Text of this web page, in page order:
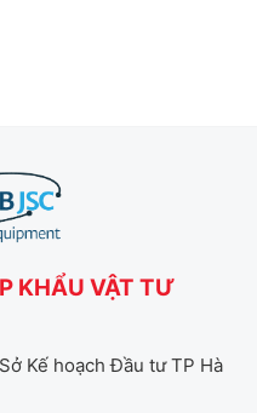
KHẨU VẬT TƯ
Kế hoạch Đầu tư TP Hà